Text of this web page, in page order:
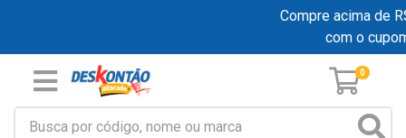
Compre acima de
com o
0